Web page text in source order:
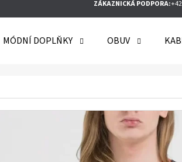
ZÁKAZNICKÁ PODPORA:
MÓDNÍ DOPLŇKY OBUV
HLEDAT